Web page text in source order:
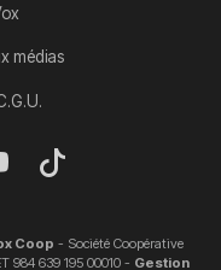
médias
Coop - Société Coopérative
984 639 195 00010 - Gestion